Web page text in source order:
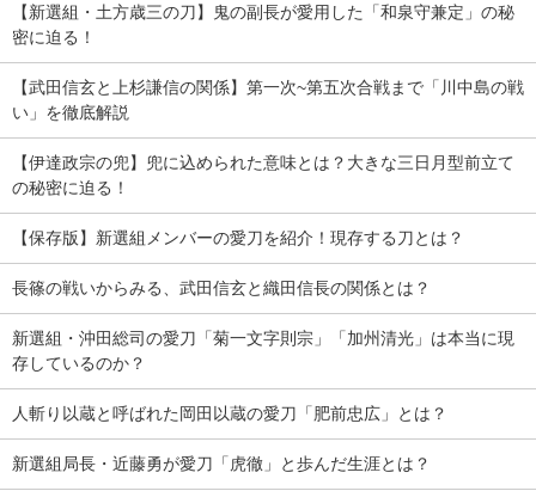
【新選組・土方歳三の刀】鬼の副長が愛用した「和泉守兼定」の秘
密に迫る！
【武田信玄と上杉謙信の関係】第一次~第五次合戦まで「川中島の戦
い」を徹底解説
【伊達政宗の兜】兜に込められた意味とは？大きな三日月型前立て
の秘密に迫る！
【保存版】新選組メンバーの愛刀を紹介！現存する刀とは？
長篠の戦いからみる、武田信玄と織田信長の関係とは？
新選組・沖田総司の愛刀「菊一文字則宗」「加州清光」は本当に現
存しているのか？
人斬り以蔵と呼ばれた岡田以蔵の愛刀「肥前忠広」とは？
新選組局長・近藤勇が愛刀「虎徹」と歩んだ生涯とは？